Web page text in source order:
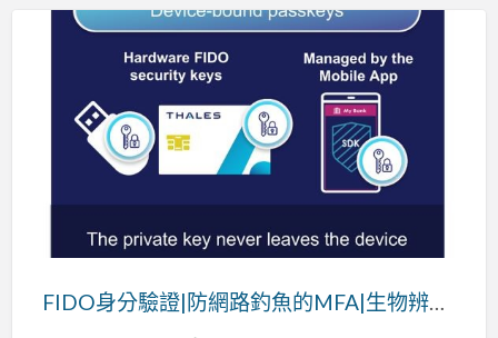
FIDO身分驗證|防網路釣魚的MFA|生物辨識技術|NFC相結合